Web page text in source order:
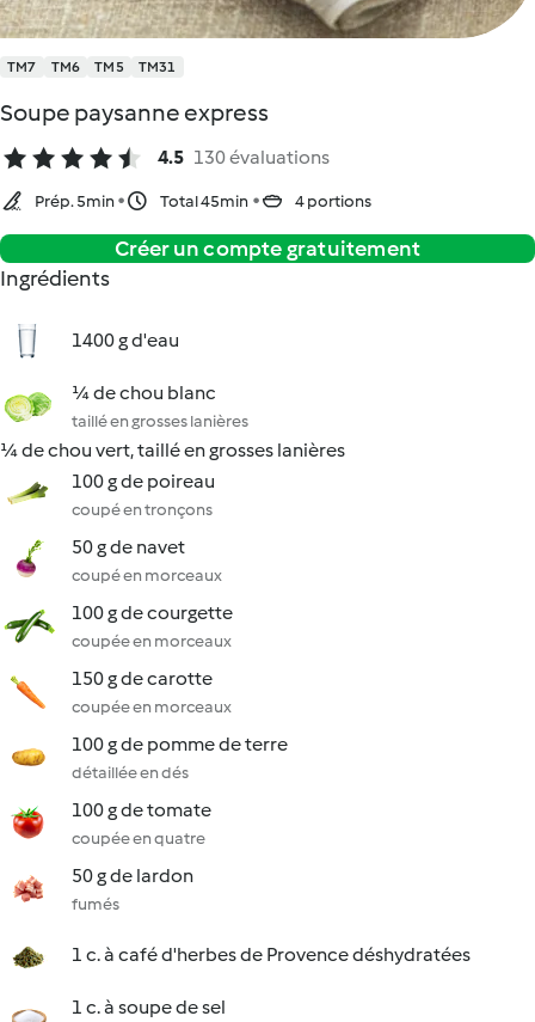
TM7 TM6 TM5 TM31
Soupe paysanne express
4.5 130 évaluations
Prép. 5min Total 45min 4 portions
Créer un compte gratuitement
Ingrédients
1400 g d'eau
¼ de chou blanc
taillé en grosses lanières
¼ de chou vert, taillé en grosses lanières
100 g de poireau
coupé en tronçons
50 g de navet
coupé en morceaux
100 g de courgette
coupée en morceaux
150 g de carotte
coupée en morceaux
100 g de pomme de terre
détaillée en dés
100 g de tomate
coupée en quatre
50 g de lardon
fumés
1 c. à café d'herbes de Provence déshydratées
1 c. à soupe de sel